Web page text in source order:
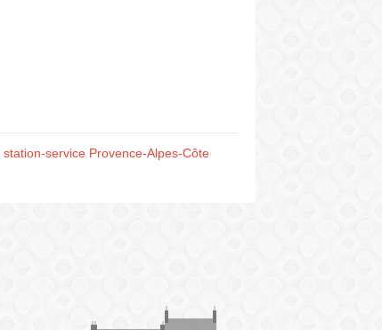
station-service Provence-Alpes-Côte